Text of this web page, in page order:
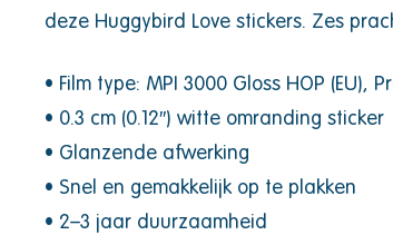
deze Huggybird Love stickers. Zes
• Film type: MPI 3000 Gloss HOP (EU),
• 0.3 cm (0.12″) witte omranding sticker
• Glanzende afwerking
• Snel en gemakkelijk op te plakken
• 2–3 jaar duurzaamheid